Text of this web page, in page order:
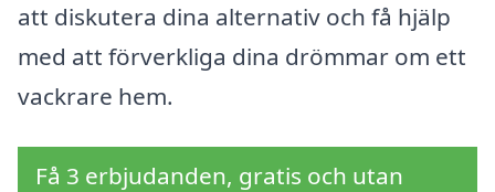
att diskutera dina alternativ och få hjälp
med att förverkliga dina drömmar om ett
vackrare hem.
Få 3 erbjudanden, gratis och utan